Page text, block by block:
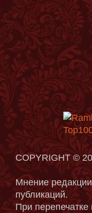
COPYRIGHT ©
Мнение
публикаций.
При перепечатке